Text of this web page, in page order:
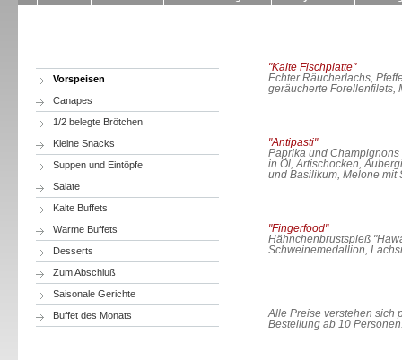
Vorspeisen
Canapes
1/2 belegte Brötchen
Kleine Snacks
Suppen und Eintöpfe
Salate
Kalte Buffets
Warme Buffets
Desserts
Zum Abschluß
Saisonale Gerichte
Buffet des Monats
"Kalte Fischplatte"
Echter Räucherlachs,
geräucherte Forellenfilets,
"Antipasti"
Paprika und
in Öl, Artischocken,
und Basilikum, Melone mit
"Fingerfood"
Hähnchenbrustspieß
Schweinemedallion,
Alle Preise verstehen sich
Bestellung ab 10